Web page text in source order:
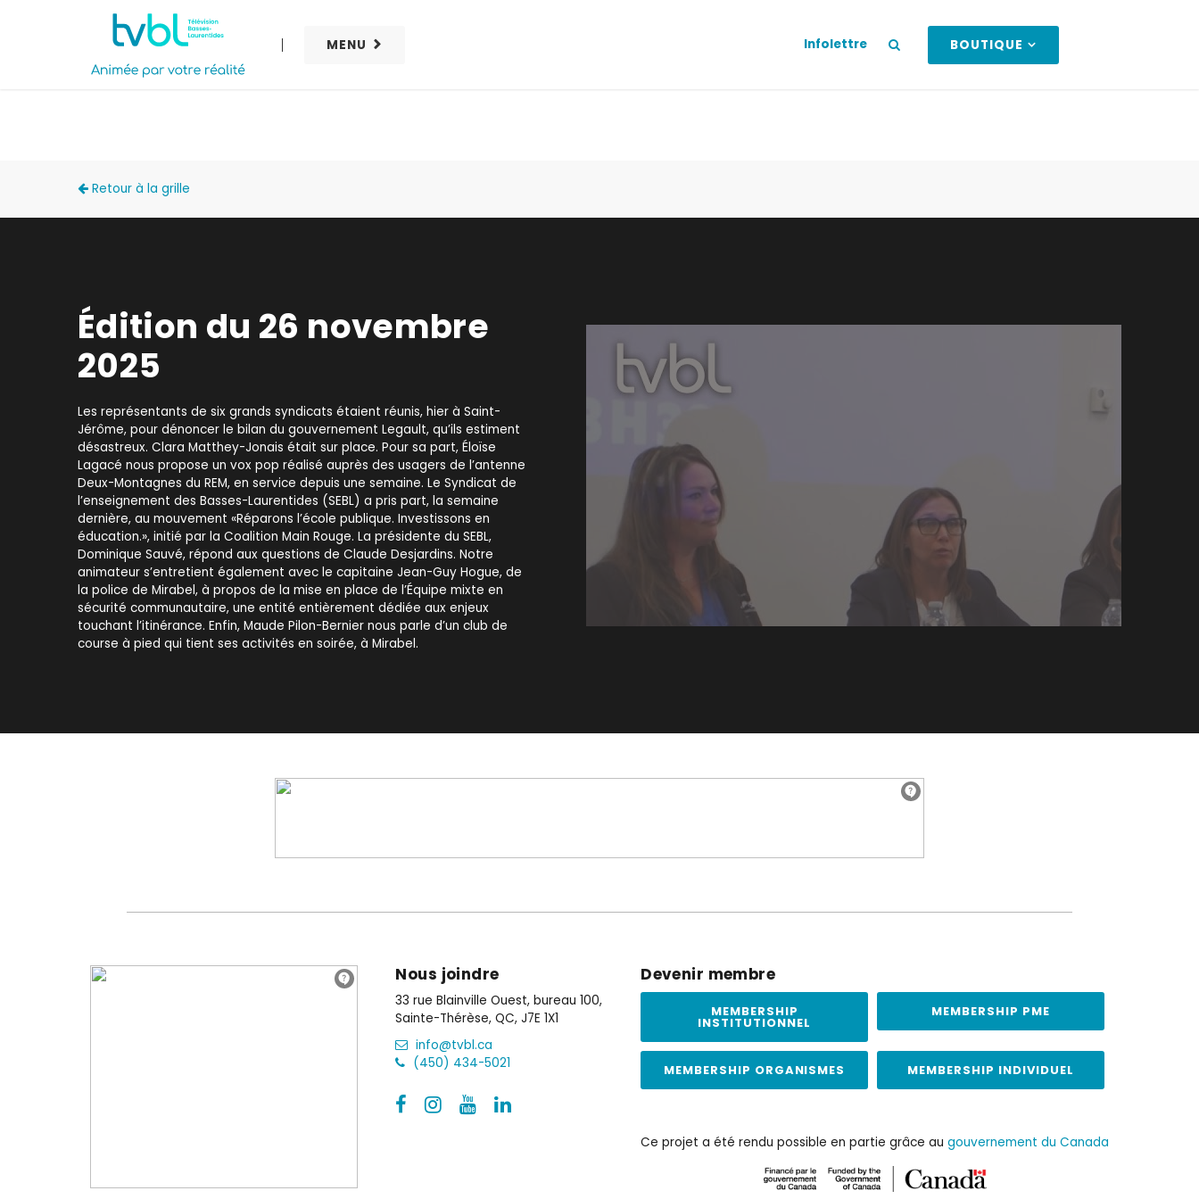
MENU Infolettre BOUTIQUE
Retour à la grille
Édition du 26 novembre
2025
Les représentants de six grands syndicats étaient réunis, hier à Saint-
Jérôme, pour dénoncer le bilan du gouvernement Legault, qu’ils estiment
désastreux. Clara Matthey-Jonais était sur place. Pour sa part, Éloïse
Lagacé nous propose un vox pop réalisé auprès des usagers de l’antenne
Deux-Montagnes du REM, en service depuis une semaine. Le Syndicat de
l’enseignement des Basses-Laurentides (SEBL) a pris part, la semaine
dernière, au mouvement «Réparons l’école publique. Investissons en
éducation.», initié par la Coalition Main Rouge. La présidente du SEBL,
Dominique Sauvé, répond aux questions de Claude Desjardins. Notre
animateur s’entretient également avec le capitaine Jean-Guy Hogue, de
la police de Mirabel, à propos de la mise en place de l’Équipe mixte en
sécurité communautaire, une entité entièrement dédiée aux enjeux
touchant l’itinérance. Enfin, Maude Pilon-Bernier nous parle d’un club de
course à pied qui tient ses activités en soirée, à Mirabel.
Nous joindre
33 rue Blainville Ouest, bureau 100,
Sainte-Thérèse, QC, J7E 1X1
info@tvbl.ca
(450) 434-5021
Devenir membre
MEMBERSHIP
INSTITUTIONNEL
MEMBERSHIP PME
MEMBERSHIP ORGANISMES MEMBERSHIP INDIVIDUEL
Ce projet a été rendu possible en partie grâce augouvernement du Canada